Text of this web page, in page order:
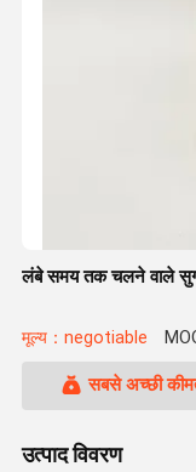
लंबे समय तक चलने वाले
मूल्य：negotiable
सबसे अच्छी
उत्पाद विवरण